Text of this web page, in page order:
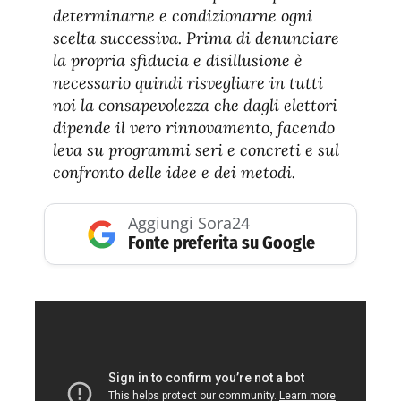
determinarne e condizionarne ogni
scelta successiva. Prima di denunciare
la propria sfiducia e disillusione è
necessario quindi risvegliare in tutti
noi la consapevolezza che dagli elettori
dipende il vero rinnovamento, facendo
leva su programmi seri e concreti e sul
confronto delle idee e dei metodi.
Aggiungi Sora24
Fonte preferita su Google